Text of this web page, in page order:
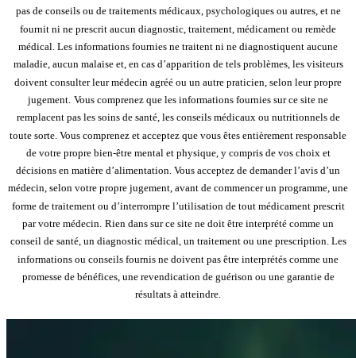
pas de conseils ou de traitements médicaux, psychologiques ou autres, et ne
fournit ni ne prescrit aucun diagnostic, traitement, médicament ou remède
médical. Les informations fournies ne traitent ni ne diagnostiquent aucune
maladie, aucun malaise et, en cas d’apparition de tels problèmes, les visiteurs
doivent consulter leur médecin agréé ou un autre praticien, selon leur propre
jugement. Vous comprenez que les informations fournies sur ce site ne
remplacent pas les soins de santé, les conseils médicaux ou nutritionnels de
toute sorte. Vous comprenez et acceptez que vous êtes entièrement responsable
de votre propre bien-être mental et physique, y compris de vos choix et
décisions en matière d’alimentation. Vous acceptez de demander l’avis d’un
médecin, selon votre propre jugement, avant de commencer un programme, une
forme de traitement ou d’interrompre l’utilisation de tout médicament prescrit
par votre médecin. Rien dans sur ce site ne doit être interprété comme un
conseil de santé, un diagnostic médical, un traitement ou une prescription. Les
informations ou conseils fournis ne doivent pas être interprétés comme une
promesse de bénéfices, une revendication de guérison ou une garantie de
résultats à atteindre.